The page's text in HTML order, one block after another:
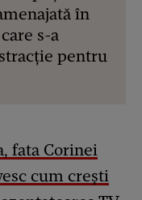
în
s-a
pentru
fata Corinei
cum crești